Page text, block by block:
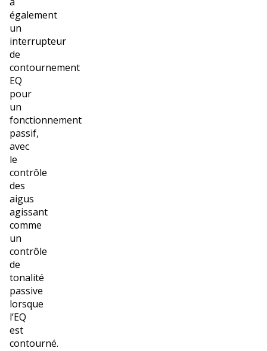
également
un
interrupteur
de
contournement
EQ
pour
un
fonctionnement
passif,
avec
le
contrôle
des
aigus
agissant
comme
un
contrôle
de
tonalité
passive
lorsque
l’EQ
est
contourné.